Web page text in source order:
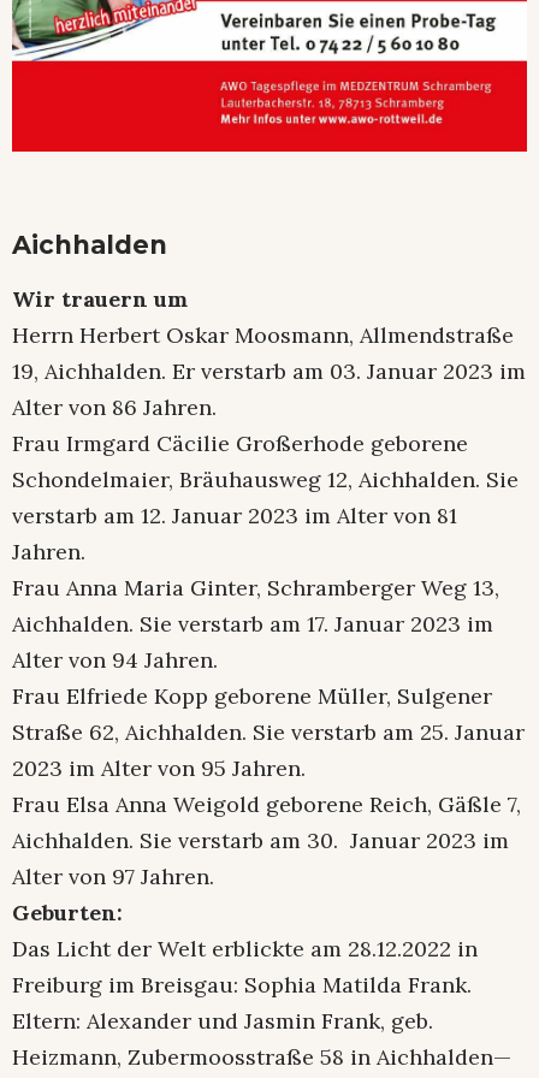
Aichhalden
Wir trauern um
Herrn Herbert Oskar Moosmann, Allmendstraße
19, Aichhalden. Er verstarb am 03. Januar 2023 im
Alter von 86 Jahren.
Frau Irmgard Cäcilie Großerhode geborene
Schondelmaier, Bräuhausweg 12, Aichhalden. Sie
verstarb am 12. Januar 2023 im Alter von 81
Jahren.
Frau Anna Maria Ginter, Schramberger Weg 13,
Aichhalden. Sie verstarb am 17. Januar 2023 im
Alter von 94 Jahren.
Frau Elfriede Kopp geborene Müller, Sulgener
Straße 62, Aichhalden. Sie verstarb am 25. Januar
2023 im Alter von 95 Jahren.
Frau Elsa Anna Weigold geborene Reich, Gäßle 7,
Aichhalden. Sie verstarb am 30. Januar 2023 im
Alter von 97 Jahren.
Geburten:
Das Licht der Welt erblickte am 28.12.2022 in
Freiburg im Breisgau: Sophia Matilda Frank.
Eltern: Alexander und Jasmin Frank, geb.
Heizmann, Zubermoosstraße 58 in Aichhalden—